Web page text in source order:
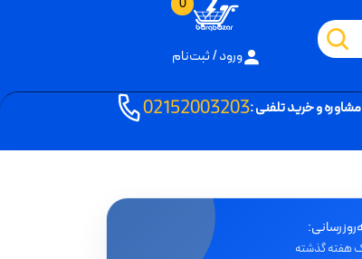
0
ورود / ثبت‌نام
مشاوره و خرید تلفنی :02152003203
هفته گذشته